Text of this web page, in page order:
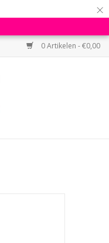
×
0 Artikelen - €0,00